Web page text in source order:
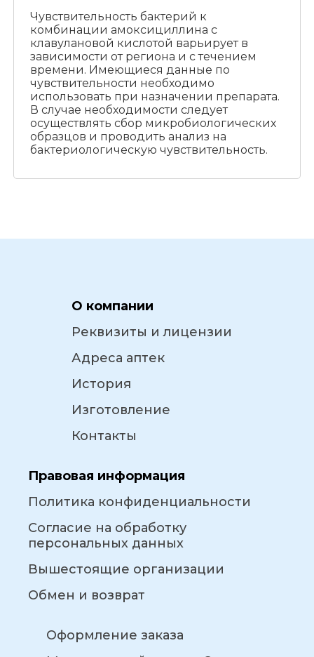
Чувствительность бактерий к
комбинации амоксициллина с
клавулановой кислотой варьирует в
зависимости от региона и с течением
времени. Имеющиеся данные по
чувствительности необходимо
использовать при назначении препарата.
В случае необходимости следует
осуществлять сбор микробиологических
образцов и проводить анализ на
бактериологическую чувствительность.
О компании
Реквизиты и лицензии
Адреса аптек
История
Изготовление
Контакты
Правовая информация
Политика конфиденциальности
Согласие на обработку
персональных данных
Вышестоящие организации
Обмен и возврат
Оформление заказа